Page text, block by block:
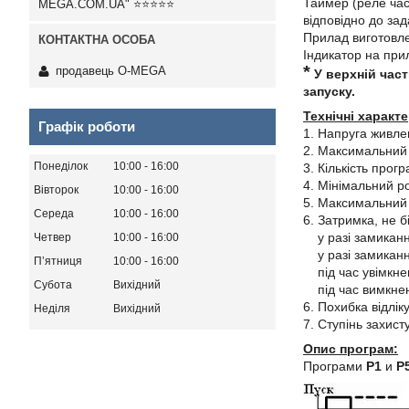
відповідно до
Прилад
Індикатор на
* У верхній
запуску.
Технічні
1. Напруга
2. Максимальний
3. Кількість
4. Мінімальний
5. Максимальний
6. Затримка, не
у разі
у разі
під час
під час
6. Похибка
7. Ступінь
Опис програм:
Програми Р1 и
MEGA.COM.UA" ⭐⭐⭐⭐⭐
продавець O-MEGA
Графік роботи
Понеділок 10:00
16:00
Вівторок
10:00
16:00
Середа
10:00
16:00
Четвер
10:00
16:00
Пʼятниця
10:00
16:00
Субота
Вихідний
Неділя
Вихідний